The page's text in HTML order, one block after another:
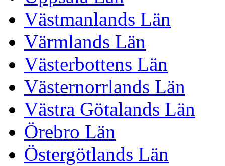
Västmanlands Län
Värmlands Län
Västerbottens Län
Västernorrlands Län
Västra Götalands Län
Örebro Län
Östergötlands Län